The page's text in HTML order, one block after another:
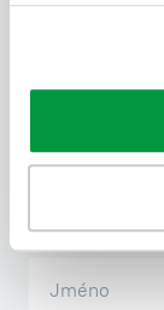
Máte zájem
Jméno